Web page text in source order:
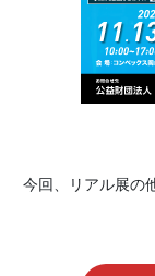
今回、リアル展の